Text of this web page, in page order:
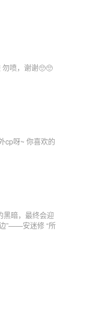
喷，谢谢🥺🥺
cp呀~ 你喜欢的
黑暗，最终会迎
”——安迷修 “所
式！ 本书发布